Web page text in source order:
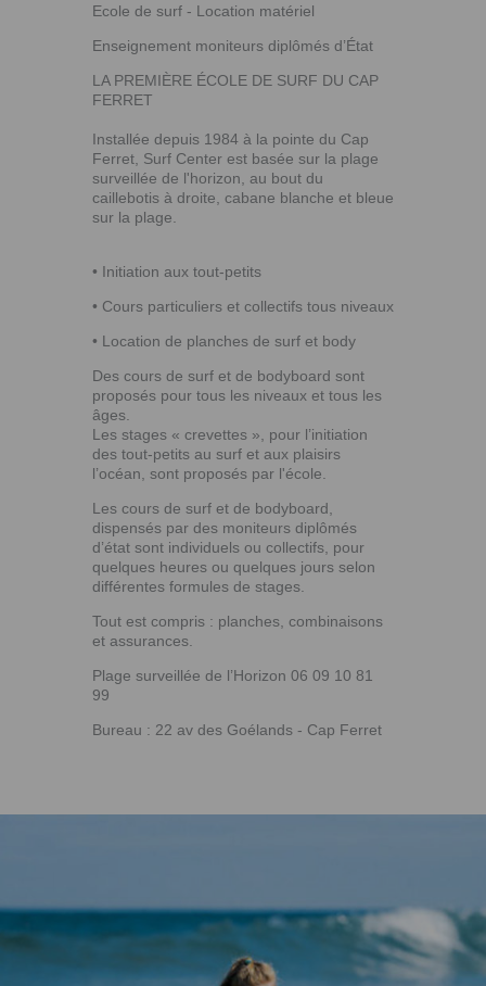
Ecole de surf - Location matériel
Enseignement moniteurs diplômés d’État
LA PREMIÈRE ÉCOLE DE SURF DU CAP
FERRET
Installée depuis 1984 à la pointe du Cap
Ferret, Surf Center est basée sur la plage
surveillée de l'horizon, au bout du
caillebotis à droite, cabane blanche et bleue
sur la plage.
• Initiation aux tout-petits
• Cours particuliers et collectifs tous niveaux
• Location de planches de surf et body
Des cours de surf et de bodyboard sont
proposés pour tous les niveaux et tous les
âges.
Les stages « crevettes », pour l’initiation
des tout-petits au surf et aux plaisirs
l’océan, sont proposés par l'école.
Les cours de surf et de bodyboard,
dispensés par des moniteurs diplômés
d’état sont individuels ou collectifs, pour
quelques heures ou quelques jours selon
différentes formules de stages.
Tout est compris : planches, combinaisons
et assurances.
Plage surveillée de l’Horizon 06 09 10 81
99
Bureau : 22 av des Goélands - Cap Ferret